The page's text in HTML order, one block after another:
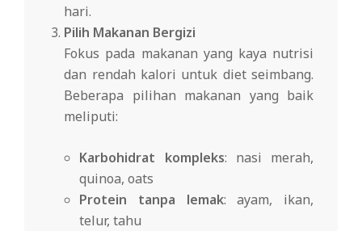
hari.
Pilih Makanan Bergizi
Fokus pada makanan yang kaya nutrisi
dan rendah kalori untuk diet seimbang.
Beberapa pilihan makanan yang baik
meliputi:
Karbohidrat kompleks: nasi merah,
quinoa, oats
Protein tanpa lemak: ayam, ikan,
telur, tahu